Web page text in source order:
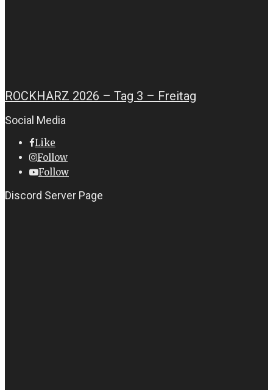
ROCKHARZ 2026 – Tag 3 – Freitag
Social Media
Like
Follow
Follow
Discord Server Page